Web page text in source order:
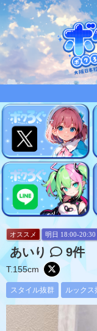
オススメ 明日 18:00-20:30
あいり 9件
T.155cm
スタイル抜群 ルックス